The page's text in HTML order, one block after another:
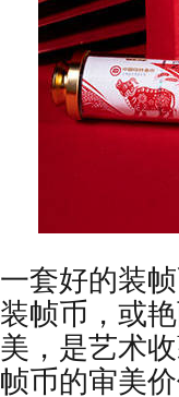
一套好的装
装帧币，或
美，是艺术
帧币的审美